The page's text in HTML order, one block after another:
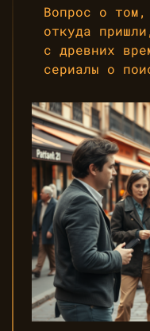
Вопрос о
откуда
с древних
сериалы о